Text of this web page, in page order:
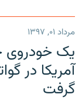
مرداد ۰۱, ۱۳۹۷
یک خودروی
آمریکا در
گرفت